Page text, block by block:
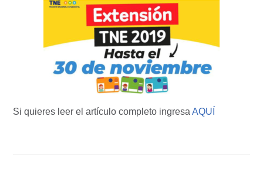
Si quieres leer el artículo completo ingresa AQUÍ